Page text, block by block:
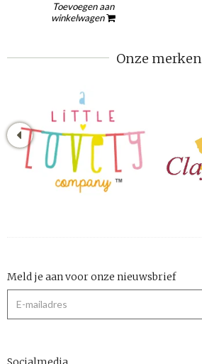
Toevoegen aan
winkelwagen
Onze merken
Meld je aan voor onze nieuwsbrief